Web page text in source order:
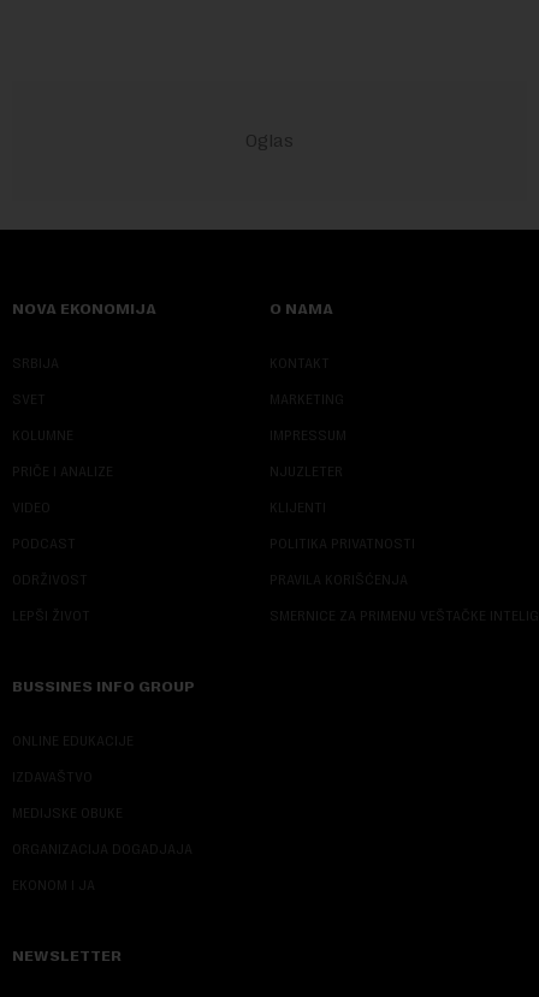
NOVA EKONOMIJA
SRBIJA
SVET
KOLUMNE
PRIČE I ANALIZE
VIDEO
PODCAST
ODRŽIVOST
LEPŠI ŽIVOT
O NAMA
KONTAKT
MARKETING
IMPRESSUM
NJUZLETER
KLIJENTI
POLITIKA PRIVATNOSTI
PRAVILA KORIŠĆENJA
SMERNICE ZA PRIMENU VEŠTAČKE
BUSSINES INFO GROUP
ONLINE EDUKACIJE
IZDAVAŠTVO
MEDIJSKE OBUKE
ORGANIZACIJA DOGADJAJA
EKONOM I JA
NEWSLETTER